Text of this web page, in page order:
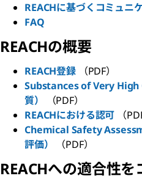
REACHに基づくコミュニ
FAQ
REACHの概要
REACH登録（PDF）
Substances of Very High
質）
（PDF）
REACHにおける認可 （
Chemical Safety
評価）
（PDF）
REACHへの適合性